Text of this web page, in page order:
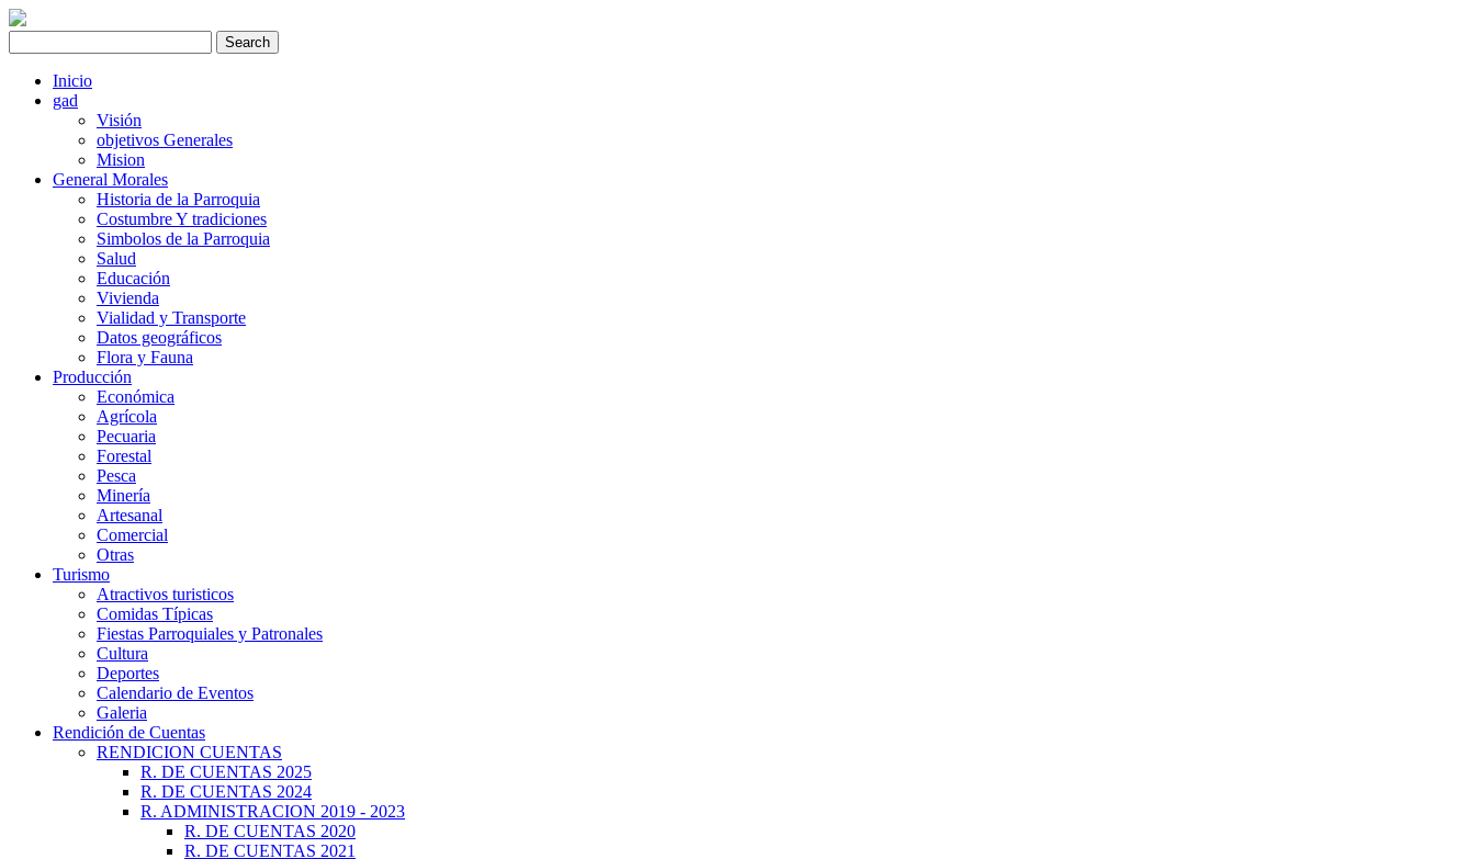
Inicio
gad
Visión
objetivos Generales
Mision
General Morales
Historia de la Parroquia
Costumbre Y tradiciones
Simbolos de la Parroquia
Salud
Educación
Vivienda
Vialidad y Transporte
Datos geográficos
Flora y Fauna
Producción
Económica
Agrícola
Pecuaria
Forestal
Pesca
Minería
Artesanal
Comercial
Otras
Turismo
Atractivos turisticos
Comidas Típicas
Fiestas Parroquiales y Patronales
Cultura
Deportes
Calendario de Eventos
Galeria
Rendición de Cuentas
RENDICION CUENTAS
R. DE CUENTAS 2025
R. DE CUENTAS 2024
R. ADMINISTRACION 2019 - 2023
R. DE CUENTAS 2020
R. DE CUENTAS 2021